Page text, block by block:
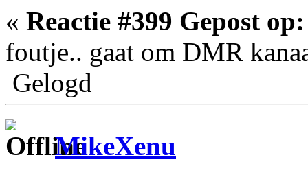
« Reactie #399 Gepost op:
foutje.. gaat om DMR
Gelogd
MikeXenu